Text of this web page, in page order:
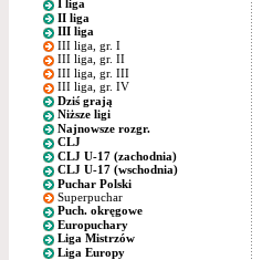
I liga
II liga
III liga
III liga, gr. I
III liga, gr. II
III liga, gr. III
III liga, gr. IV
Dziś grają
Niższe ligi
Najnowsze rozgr.
CLJ
CLJ U-17 (zachodnia)
CLJ U-17 (wschodnia)
Puchar Polski
Superpuchar
Puch. okręgowe
Europuchary
Liga Mistrzów
Liga Europy